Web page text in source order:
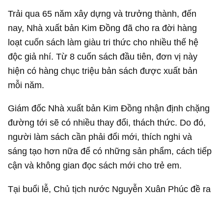
Trải qua 65 năm xây dựng và trưởng thành, đến
nay, Nhà xuất bản Kim Đồng đã cho ra đời hàng
loạt cuốn sách làm giàu tri thức cho nhiều thế hệ
độc giả nhí. Từ 8 cuốn sách đầu tiên, đơn vị này
hiện có hàng chục triệu bản sách được xuất bản
mỗi năm.
Giám đốc Nhà xuất bản Kim Đồng nhận định chặng
đường tới sẽ có nhiều thay đổi, thách thức. Do đó,
người làm sách cần phải đổi mới, thích nghi và
sáng tạo hơn nữa để có những sản phẩm, cách tiếp
cận và không gian đọc sách mới cho trẻ em.
Tại buổi lễ, Chủ tịch nước Nguyễn Xuân Phúc đề ra